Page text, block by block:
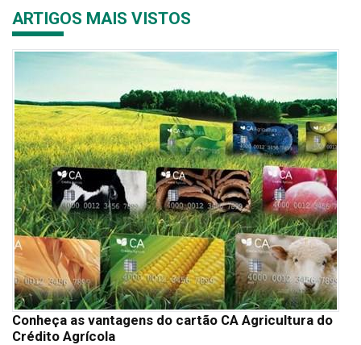
ARTIGOS MAIS VISTOS
Conheça as vantagens do cartão CA Agricultura do
Crédito Agrícola